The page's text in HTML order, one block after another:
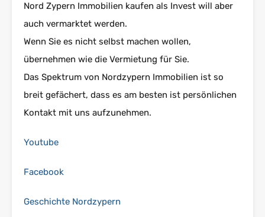
Nord Zypern Immobilien kaufen als Invest will aber
auch vermarktet werden.
Wenn Sie es nicht selbst machen wollen,
übernehmen wie die Vermietung für Sie.
Das Spektrum von Nordzypern Immobilien ist so
breit gefächert, dass es am besten ist persönlichen
Kontakt mit uns aufzunehmen.
Youtube
Facebook
Geschichte Nordzypern